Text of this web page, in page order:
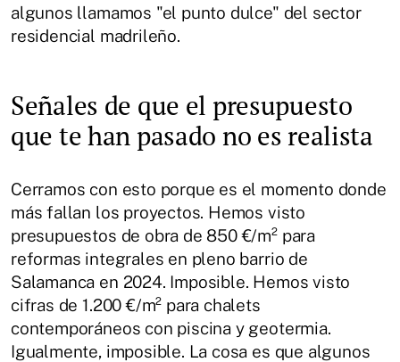
algunos llamamos "el punto dulce" del sector
residencial madrileño.
Señales de que el presupuesto
que te han pasado no es realista
Cerramos con esto porque es el momento donde
más fallan los proyectos. Hemos visto
presupuestos de obra de 850 €/m² para
reformas integrales en pleno barrio de
Salamanca en 2024. Imposible. Hemos visto
cifras de 1.200 €/m² para chalets
contemporáneos con piscina y geotermia.
Igualmente, imposible. La cosa es que algunos